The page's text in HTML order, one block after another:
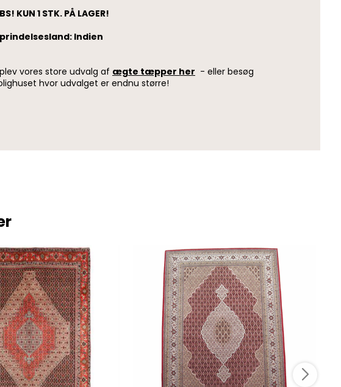
KUN 1 STK. PÅ LAGER!
Indien
vores store udvalg af ægte tæpper her - eller besøg
hvor udvalget er endnu større!